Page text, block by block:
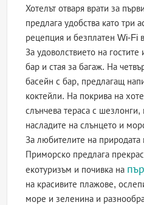
Хотелът отваря врати за
предлага удобства като три
рецепция и безплатен Wi-Fi
За удоволствието на
бар и стая за багаж. На
басейн с бар, предлагащ
коктейли. На покрива на
слънчева тераса с
насладите на слънцето и
За любителите на природата
Приморско предлага
екотуризъм и почивка на
на красивите плажове,
море и зеленина и